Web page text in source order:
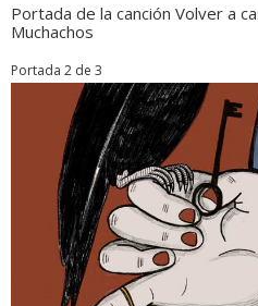
Portada de la canción Volver a
Muchachos
Portada 2 de 3